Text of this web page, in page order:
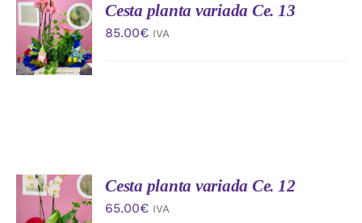
AÑADIR
AL
CARRITO
/
DETALLES
Cesta planta variada Ce. 13
85.00€ IVA
AÑADIR
AL
CARRITO
Cesta planta variada Ce. 12
65.00€ IVA